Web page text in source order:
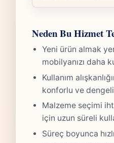
Neden Bu Hizmet
Yeni ürün almak
mobilyanızı daha
Kullanım
konforlu ve
Malzeme seçimi
için uzun süreli
Süreç boyunca